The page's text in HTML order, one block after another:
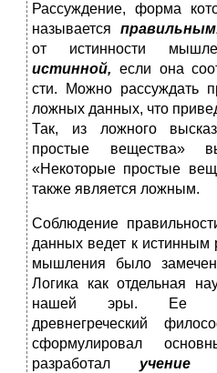
Рассуждение, форма
называется
от истинности
истинной, если она
сти. Можно рассуждать
ложных данных, что
Так, из ложного
простые вещества»
«Некоторые простые
также является ложным.
Соблюдение
данных ве­дет к истинным
мышления было
Логика как отдельная
нашей эры. Ее
древнегреческий
сформулировал
разработал учение